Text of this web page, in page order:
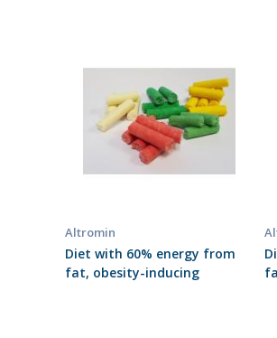
Altromin
Diet with 60% energy from
fat, obesity-inducing